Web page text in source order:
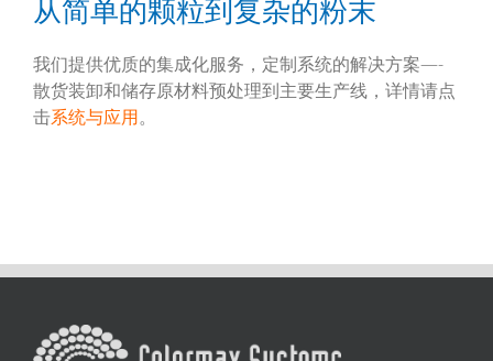
从简单的颗粒到复杂的粉末
我们提供优质的集成化服务，定制系统的解决方案—-
散货装卸和储存原材料预处理到主要生产线，详情请点
击系统与应用。